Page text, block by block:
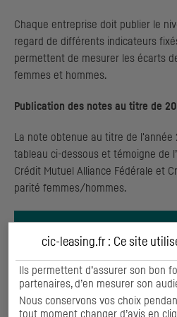
Chaque entreprise doit publier le
regard de différents indicateurs
permettent de mesurer les écarts
femmes et hommes.
Publication des notes au titre de
La note obtenue au titre de l'année
tableau ci-dessous et témoigne de
Crédit Mutuel Alliance Fédérale et
parité femmes/hommes.
1 - Note obtenue pour
relatif à l’écart de rémunération
femmes-hommes (40 points)
cic-leasing.fr : Ce site
Ils permettent d’assurer son bon
partenaires, d’en mesurer son
Nous conservons vos choix
tout moment changer d’avis en